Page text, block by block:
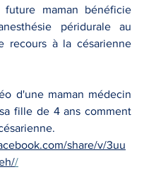
maman bénéficie
péridurale au
recours à la césarienne
d'une maman médecin
fille de 4 ans comment
share/v/3uu
/